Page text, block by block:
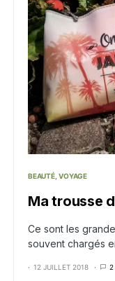
BEAUTÉ VOYAGE
Ma trousse
Ce sont les
souvent chargés
12 JUILLET 2018 2